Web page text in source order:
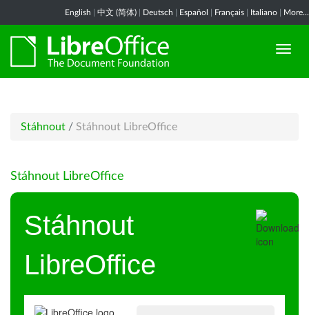
English 中文 (简体) Deutsch Español Français Italiano More...
Stáhnout / Stáhnout LibreOffice
Stáhnout LibreOffice
Stáhnout
LibreOffice